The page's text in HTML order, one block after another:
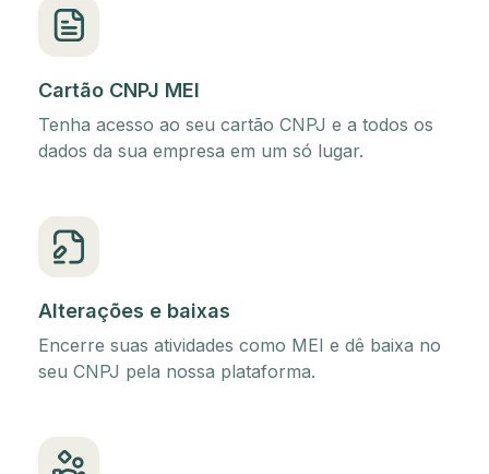
Cartão CNPJ MEI
Tenha acesso ao seu cartão CNPJ e a todos os
dados da sua empresa em um só lugar.
Alterações e baixas
Encerre suas atividades como MEI e dê baixa no
seu CNPJ pela nossa plataforma.